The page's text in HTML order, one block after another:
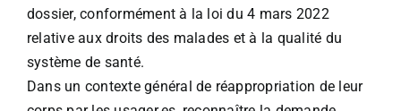
dossier, conformément à la loi du 4 mars 2022
relative aux droits des malades et à la qualité du
système de santé.
Dans un contexte général de réappropriation de leur